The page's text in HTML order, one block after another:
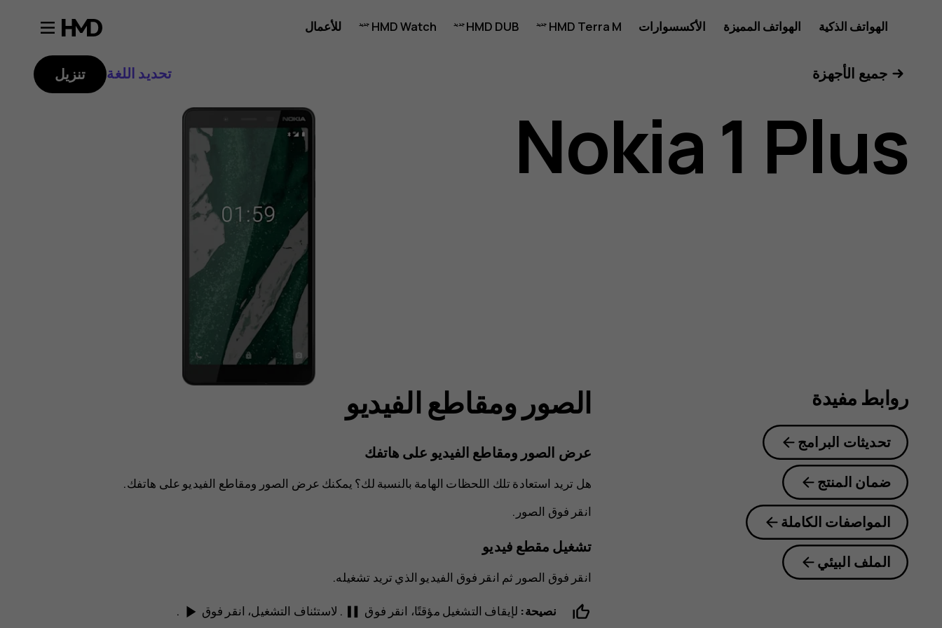
دليل
مستخدم
Nokia
الهواتف الذكية الهواتف المميزة الأكسسوارات HMD Terra M
HMD DUB
HMD Watch
للأعمال
جميع الأجهزة تحديد اللغة تنزيل
Nokia 1 Plus
الصور ومقاطع الفيديو
عرض الصور ومقاطع الفيديو على هاتفك
هل تريد استعادة تلك اللحظات الهامة بالنسبة لك؟ يمكنك عرض الصور ومقاطع الفيديو على هاتفك.
انقر فوق الصور .
تشغيل مقطع فيديو
انقر فوق الصور ثم انقر فوق الفيديو الذي تريد تشغيله.
نصيحة: لإيقاف التشغيل مؤقتًا، انقر فوق pause . لاستئناف التشغيل، انقر فوق play_arrow
.
روابط مفيدة
تحديثات البرامج
ضمان المنتج
المواصفات الكاملة
الملف البيئي